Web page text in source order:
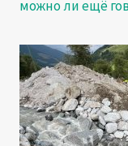
можно ли ещё